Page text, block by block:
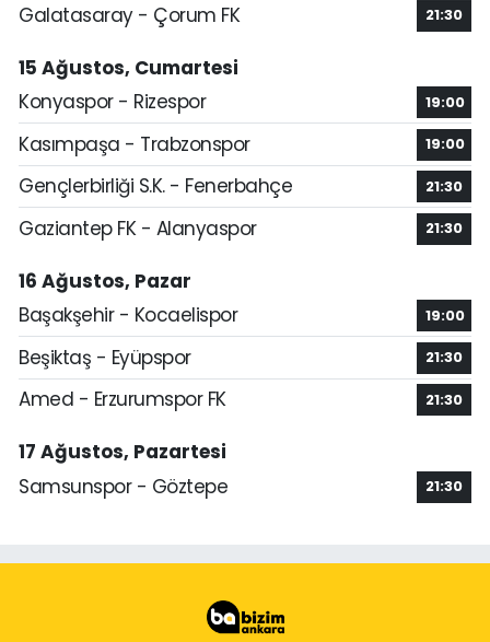
Galatasaray - Çorum FK
21:30
15 Ağustos, Cumartesi
Konyaspor - Rizespor
19:00
Kasımpaşa - Trabzonspor 19:00
Gençlerbirliği S.K. - Fenerbahçe 21:30
Gaziantep FK - Alanyaspor 21:30
16 Ağustos, Pazar
Başakşehir - Kocaelispor
19:00
Beşiktaş - Eyüpspor 21:30
Amed - Erzurumspor FK 21:30
17 Ağustos, Pazartesi
Samsunspor - Göztepe
21:30